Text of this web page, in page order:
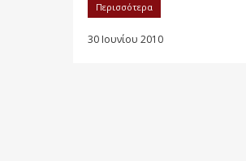
Περισσότερα
30 Ιουνίου 2010